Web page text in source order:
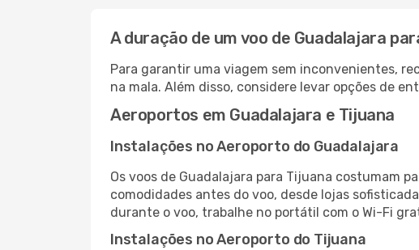
A duração de um voo de Guadalajara
Para garantir uma viagem sem inconvenientes,
na mala. Além disso, considere levar opções de
Aeroportos em Guadalajara e Tijuana
Instalações no Aeroporto do Guadalajara
Os voos de Guadalajara para Tijuana costumam
comodidades antes do voo, desde lojas
durante o voo, trabalhe no portátil com o Wi-Fi
Instalações no Aeroporto do Tijuana